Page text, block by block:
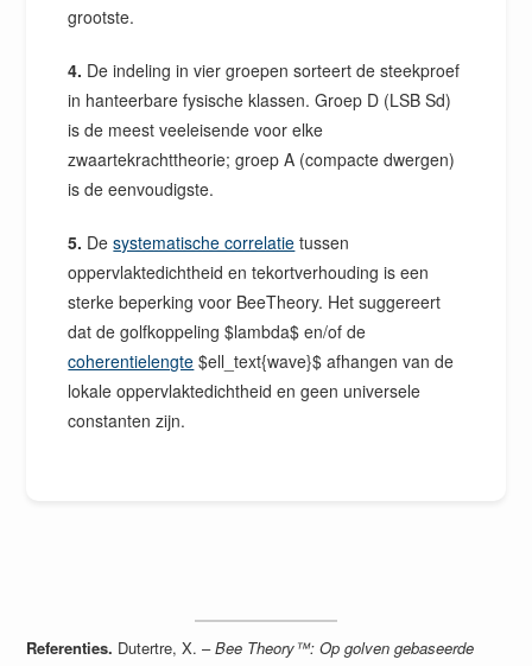
grootste.
4. De indeling in vier groepen sorteert de steekproef
in hanteerbare fysische klassen. Groep D (LSB Sd)
is de meest veeleisende voor elke
zwaartekrachttheorie; groep A (compacte dwergen)
is de eenvoudigste.
5. Desystematische correlatie tussen
oppervlaktedichtheid en tekortverhouding is een
sterke beperking voor BeeTheory. Het suggereert
dat de golfkoppeling $lambda$ en/of de
coherentielengte $ell_text{wave}$ afhangen van de
lokale oppervlaktedichtheid en geen universele
constanten zijn.
Referenties. Dutertre, X. –Bee Theory™: Op golven gebaseerde